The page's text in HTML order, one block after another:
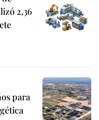
2,36
para